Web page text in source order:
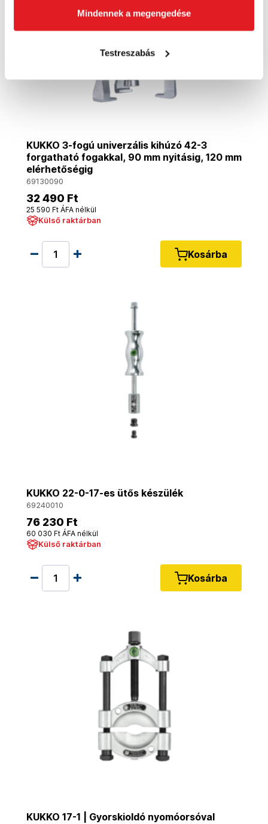
Mindennek a megengedése
Testreszabás
KUKKO 3-fogú univerzális kihúzó 42-3
forgatható fogakkal, 90 mm nyitásig, 120 mm
elérhetőségig
69130090
32 490 Ft
25 590 Ft ÁFA nélkül
Külső raktárban
Kosárba
KUKKO 22-0-17-es ütős készülék
69240010
76 230 Ft
60 030 Ft ÁFA nélkül
Külső raktárban
Kosárba
KUKKO 17-1 | Gyorskioldó nyomóorsóval